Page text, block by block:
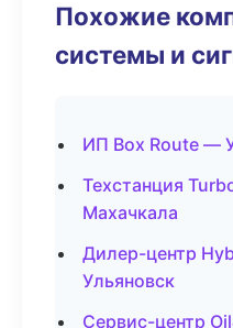
Похожие
системы и
ИП Box Route —
Техстанция
Махачкала
Дилер-центр
Ульяновск
Сервис-центр